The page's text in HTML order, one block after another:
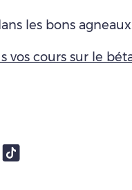
les bons
vos cours sur le